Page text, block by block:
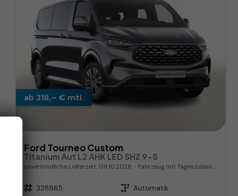
ab 318,– € mtl.
Ford Tourneo Custom
Titanium Aut L2 AHK LED SHZ 9-S
unverbindliche Lieferzeit: 09.10.2026 Fahrzeug mit Tageszulassung
Fahrzeugnr. 328865 Getriebe Automatik